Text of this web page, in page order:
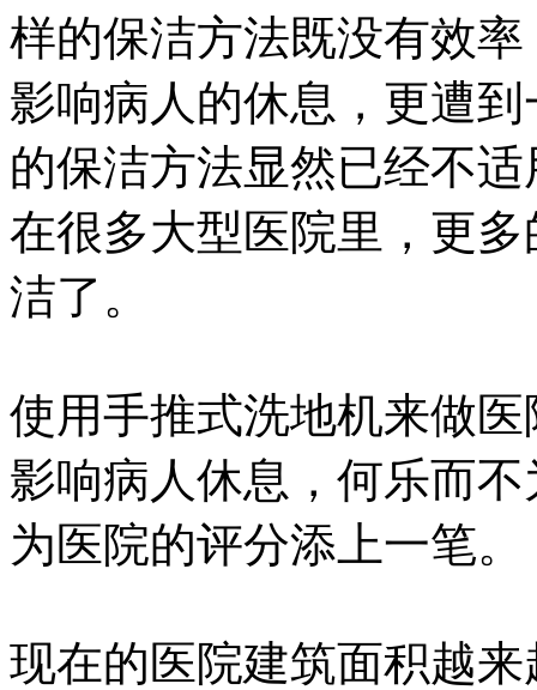
样的保洁方法既没有效
影响病人的休息，更遭
的保洁方法显然已经不
在很多大型医院里，更
洁了。
使用手推式洗地机来做
影响病人休息，何乐而
为医院的评分添上一笔。
现在的医院建筑面积越